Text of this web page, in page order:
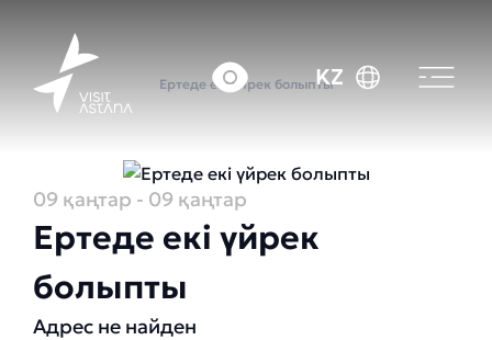
KZ
Оқиғалар күнтізбесі
Ертеде екі үйрек болыпты
09 қаңтар - 09 қаңтар
Ертеде екі үйрек
болыпты
Адрес не найден